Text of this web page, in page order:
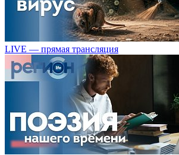
LIVE — прямая трансляция